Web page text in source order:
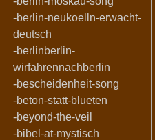
-berlin-neukoelln-erwacht-
deutsch
-berlinberlin-
wirfahrennachberlin
-bescheidenheit-song
-beton-statt-blueten
-beyond-the-veil
-bibel-at-mystisch